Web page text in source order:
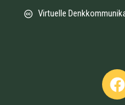
Virtuelle